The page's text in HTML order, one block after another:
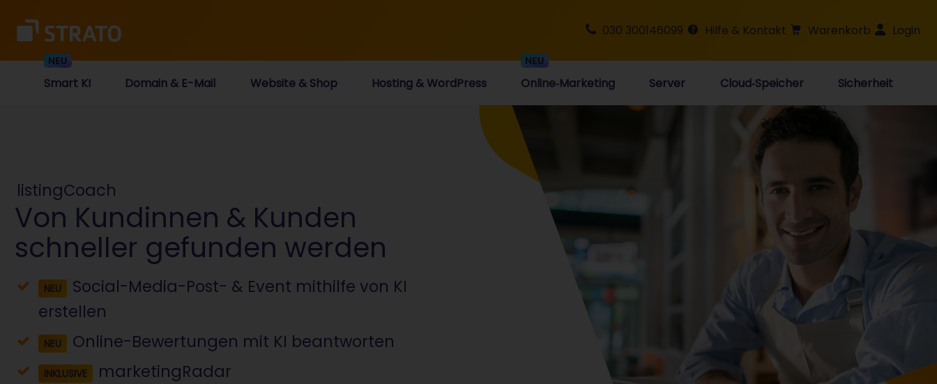
030 300146099 Hilfe & Kontakt Warenkorb Login
Smart KI Domain & E-Mail Website & Shop Hosting & WordPress Online‑Marketing Server Cloud‑Speicher Sicherheit
listingCoach
Von Kundinnen & Kunden
schneller gefunden werden
NEU
Social-Media-Post- & Event mithilfe von KI
erstellen
NEU Online-Bewertungen mit KI beantworten
INKLUSIVE marketingRadar